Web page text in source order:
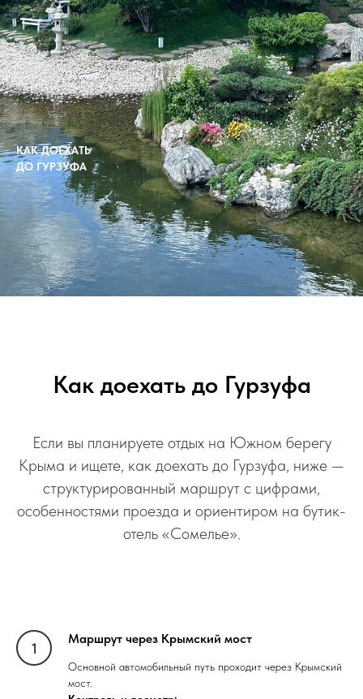
КАК ДОЕХАТЬ
ДО ГУРЗУФА
Как доехать до Гурзуфа
Если вы планируете отдых на Южном берегу
Крыма и ищете, как доехать до Гурзуфа, ниже —
структурированный маршрут с цифрами,
особенностями проезда и ориентиром на бутик-
отель «Сомелье».
Маршрут через Крымский мост
Основной автомобильный путь проходит через Крымский
мост.